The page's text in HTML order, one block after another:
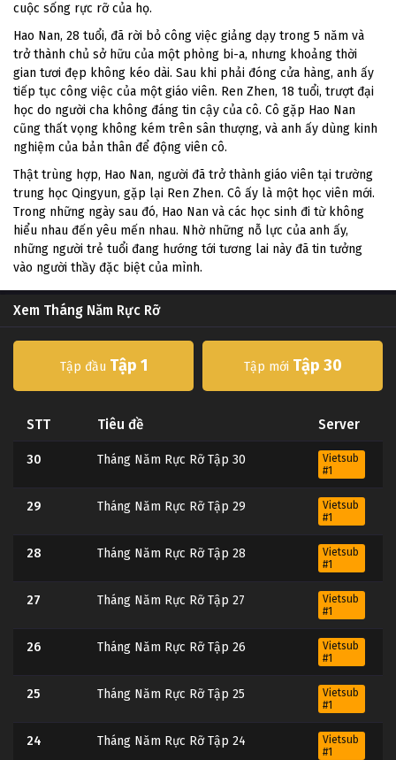
cuộc sống rực rỡ của họ.
Hao Nan, 28 tuổi, đã rời bỏ công việc giảng dạy trong 5 năm và
trở thành chủ sở hữu của một phòng bi-a, nhưng khoảng thời
gian tươi đẹp không kéo dài. Sau khi phải đóng cửa hàng, anh ấy
tiếp tục công việc của một giáo viên. Ren Zhen, 18 tuổi, trượt đại
học do người cha không đáng tin cậy của cô. Cô gặp Hao Nan
cũng thất vọng không kém trên sân thượng, và anh ấy dùng kinh
nghiệm của bản thân để động viên cô.
Thật trùng hợp, Hao Nan, người đã trở thành giáo viên tại trường
trung học Qingyun, gặp lại Ren Zhen. Cô ấy là một học viên mới.
Trong những ngày sau đó, Hao Nan và các học sinh đi từ không
hiểu nhau đến yêu mến nhau. Nhờ những nỗ lực của anh ấy,
những người trẻ tuổi đang hướng tới tương lai này đã tin tưởng
vào người thầy đặc biệt của mình.
Xem Tháng Năm Rực Rỡ
Tập đầu Tập 1 Tập mới Tập 30
STT Tiêu đề Server
30 Tháng Năm Rực Rỡ Tập 30
Vietsub
#1
29 Tháng Năm Rực Rỡ Tập 29
Vietsub
#1
28 Tháng Năm Rực Rỡ Tập 28
Vietsub
#1
27 Tháng Năm Rực Rỡ Tập 27
Vietsub
#1
26 Tháng Năm Rực Rỡ Tập 26
Vietsub
#1
25 Tháng Năm Rực Rỡ Tập 25
Vietsub
#1
24 Tháng Năm Rực Rỡ Tập 24
Vietsub
#1